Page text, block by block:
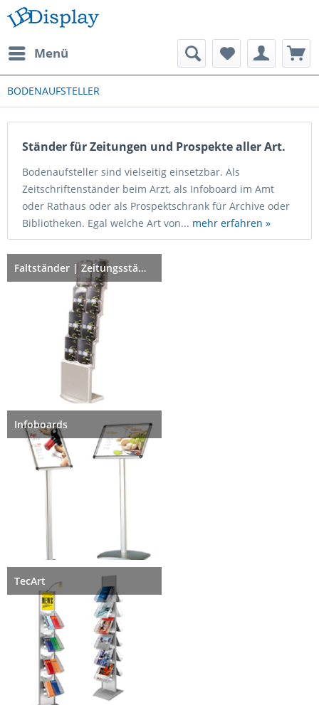
Menü
BODENAUFSTELLER
Ständer für Zeitungen und Prospekte aller Art.
Bodenaufsteller sind vielseitig einsetzbar. Als
Zeitschriftenständer beim Arzt, als Infoboard im Amt
oder Rathaus oder als Prospektschrank für Archive oder
Bibliotheken. Egal welche Art von... mehr erfahren »
Faltständer | Zeitungsständer
Infoboards
TecArt